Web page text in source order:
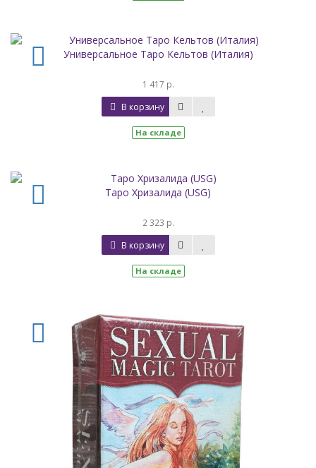
Универсальное Таро Кельтов (Италия)
1 417 р.
В корзину
На складе
Таро Хризалида (USG)
2 323 р.
В корзину
На складе